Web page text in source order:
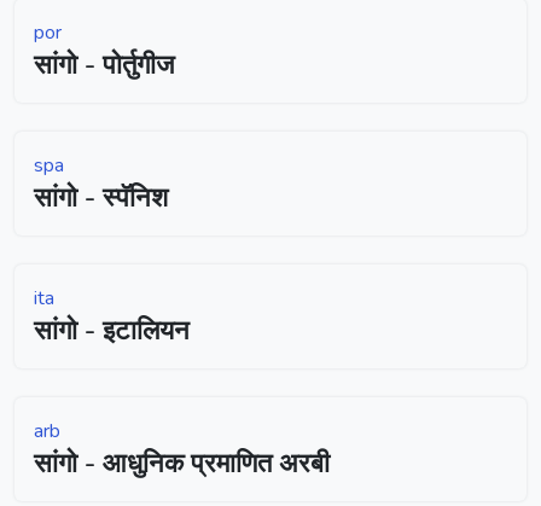
por
सांगो - पोर्तुगीज
spa
सांगो - स्पॅनिश
ita
सांगो - इटालियन
arb
सांगो - आधुनिक प्रमाणित अरबी